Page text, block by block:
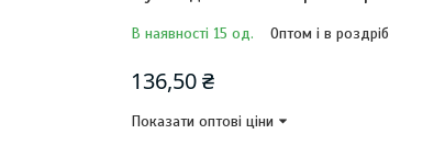
В наявності 15 од. Оптом і в роздріб
136,50 ₴
Показати оптові ціни